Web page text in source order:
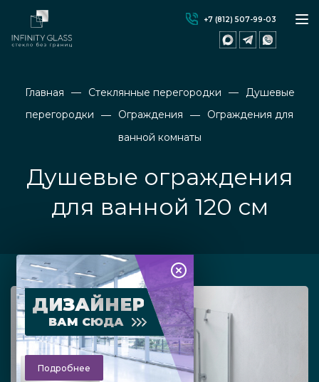
+7 (812) 507-99-03
Главная Стеклянные перегородки
Душевые
перегородки
Ограждения
Ограждения для
ванной комнаты
Душевые ограждения
для ванной 120 см
ДИЗАЙНЕР
ВАМ СЮДА
Подробнее